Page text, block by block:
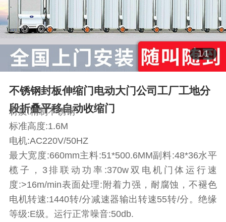
1/1
不锈钢封板伸缩门电动大门公司工厂工地分
段折叠平移自动收缩门
材质:精制不锈钢
标准高度:1.6M
电机:AC220V/50HZ
最大宽度:660mm主料:51*500.6MM副料:48*36水平
榄子，3排联动功率:370w双电机门体运行速
度:>16m/min表面处理:附着力强，耐腐蚀，不褪色
电机转速:1440转/分减速器输出转速55转/分。绝缘
等级:E级。运行正常噪音:50db.